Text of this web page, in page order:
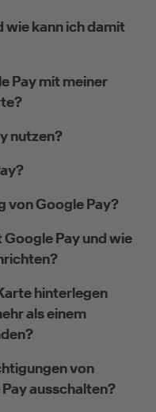
wie kann ich damit
Pay mit meiner
nutzen?
von Google Pay?
Pay und wie
hinterlegen
als einem
von
ausschalten?